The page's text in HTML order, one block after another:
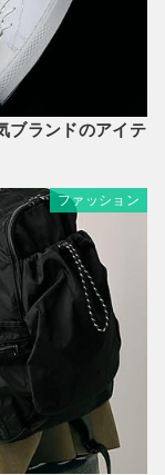
ブランドのアイテ
ファッション